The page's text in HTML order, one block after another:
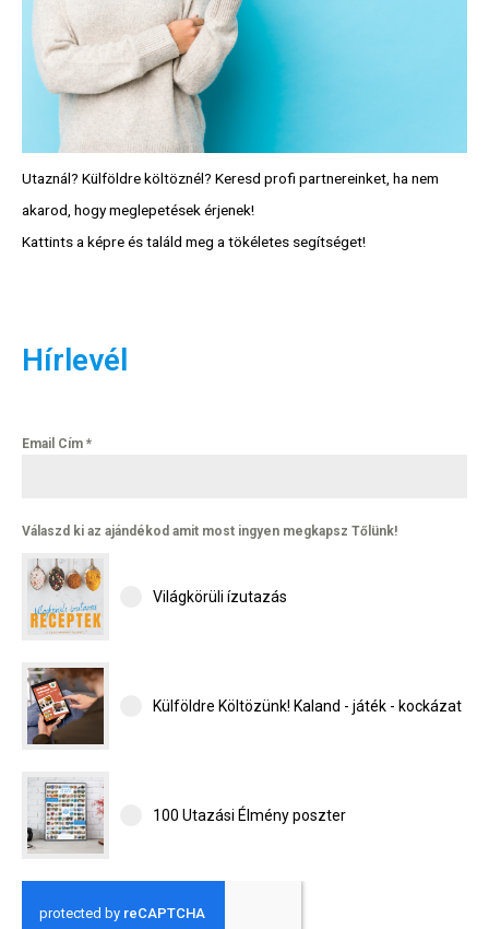
Utaznál? Külföldre költöznél? Keresd profi partnereinket, ha nem
akarod, hogy meglepetések érjenek!
Kattints a képre és találd meg a tökéletes segítséget!
Hírlevél
Email Cím *
Válaszd ki az ajándékod amit most ingyen megkapsz Tőlünk!
Világkörüli ízutazás
Külföldre Költözünk! Kaland - játék - kockázat
100 Utazási Élmény poszter